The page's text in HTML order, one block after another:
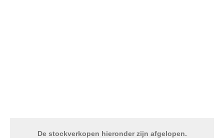
De stockverkopen hieronder zijn afgelopen.